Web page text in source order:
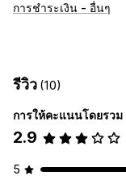
การชำระเงิน - อื่นๆ
รีวิว (10)
การให้คะแนนโดยรวม
2.9
5